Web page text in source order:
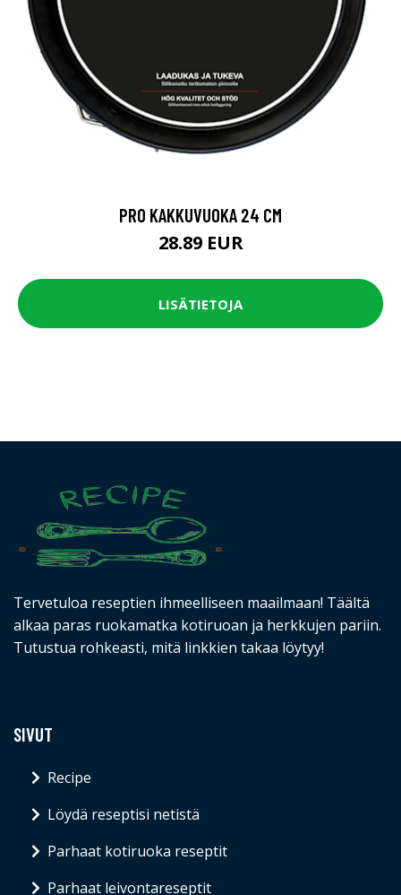
PRO KAKKUVUOKA 24 CM
28.89 EUR
LISÄTIETOJA
Tervetuloa reseptien ihmeelliseen maailmaan! Täältä
alkaa paras ruokamatka kotiruoan ja herkkujen pariin.
Tutustua rohkeasti, mitä linkkien takaa löytyy!
SIVUT
Recipe
Löydä reseptisi netistä
Parhaat kotiruoka reseptit
Parhaat leivontareseptit